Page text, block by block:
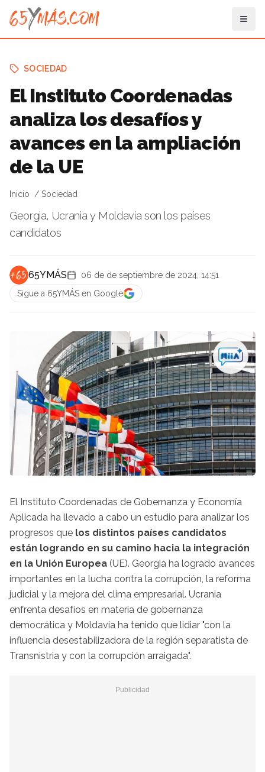
SOCIEDAD
El Instituto Coordenadas
analiza los desafíos y
avances en la ampliación
de la UE
Inicio Sociedad
Georgia, Ucrania y Moldavia son los países
candidatos
65YMÁS
06 de de septiembre de 2024, 14:51
Sigue a 65YMÁS en Google
El Instituto Coordenadas de Gobernanza y Economía
Aplicada ha llevado a cabo un estudio para analizar los
progresos que los distintos países candidatos
están logrando en su camino hacia la integración
en la Unión Europea (UE). Georgia ha logrado avances
importantes en la lucha contra la corrupción, la reforma
judicial y la mejora del clima empresarial. Ucrania
enfrenta desafíos en materia de gobernanza
democrática y Moldavia ha tenido que lidiar "con la
influencia desestabilizadora de la región separatista de
Transnistria y con la corrupción arraigada".